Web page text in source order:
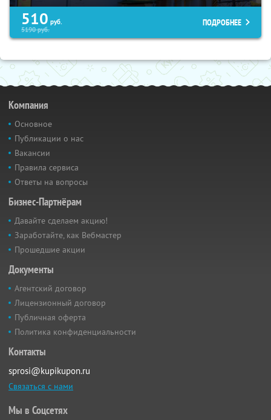
510 руб.
5190руб.
ПОДРОБНЕЕ
Компания
Основное
Публикации о нас
Вакансии
Правила сервиса
Ответы на вопросы
Бизнес-Партнёрам
Давайте сделаем акцию!
Заработайте, как Вебмастер
Прошедшие акции
Документы
Агентский договор
Лицензионный договор
Публичная оферта
Политика конфиденциальности
Контакты
sprosi@kupikupon.ru
Связаться с нами
Мы в Соцсетях